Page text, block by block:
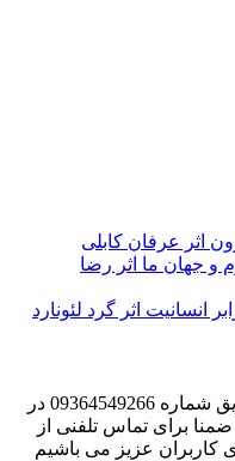
اثر عرفان کابلی
و جهان ما اثر رضا
انسانیت اثر گرد لئونارد
شما برای ارتباط با ما می توانید از طریق شماره 09364549266 در
ضمنا برای تماس تلفنی از